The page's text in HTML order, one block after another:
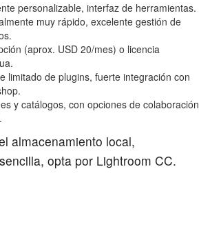
personalizable, interfaz de herramientas.
muy rápido, excelente gestión de
(aprox. USD 20/mes) o licencia
limitado de plugins, fuerte integración con
y catálogos, con opciones de colaboración
almacenamiento local,
opta por Lightroom CC.